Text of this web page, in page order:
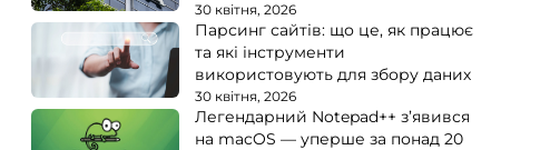
30 квітня, 2026
Парсинг сайтів: що це, як працює
та які інструменти
використовують для збору даних
30 квітня, 2026
Легендарний Notepad++ з’явився
на macOS — уперше за понад 20